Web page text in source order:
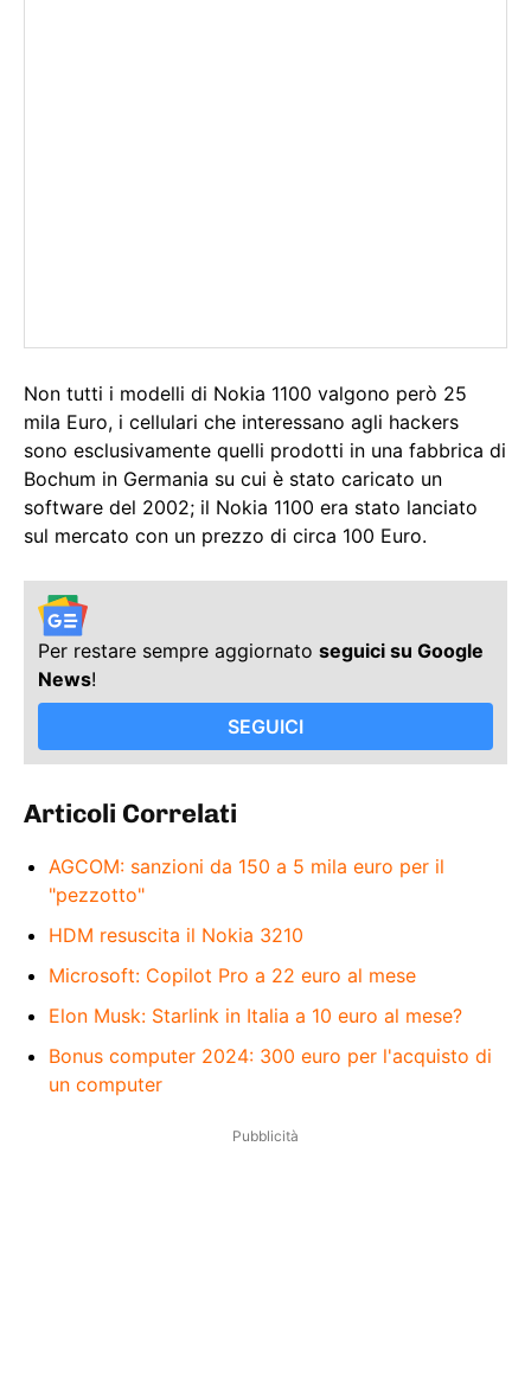
Non tutti i modelli di Nokia 1100 valgono però 25
mila Euro, i cellulari che interessano agli hackers
sono esclusivamente quelli prodotti in una fabbrica di
Bochum in Germania su cui è stato caricato un
software del 2002; il Nokia 1100 era stato lanciato
sul mercato con un prezzo di circa 100 Euro.
Per restare sempre aggiornato seguici su Google
News!
SEGUICI
Articoli Correlati
AGCOM: sanzioni da 150 a 5 mila euro per il
"pezzotto"
HDM resuscita il Nokia 3210
Microsoft: Copilot Pro a 22 euro al mese
Elon Musk: Starlink in Italia a 10 euro al mese?
Bonus computer 2024: 300 euro per l'acquisto di
un computer
Pubblicità